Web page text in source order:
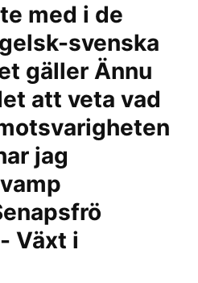
med i de
svenska
gäller Ännu
att veta vad
jag
Växt i